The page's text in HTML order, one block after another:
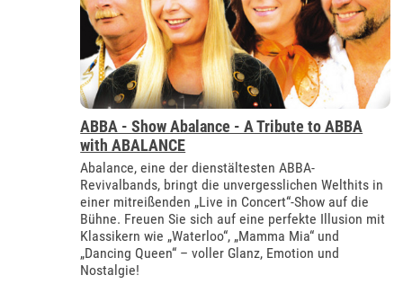
ABBA - Show Abalance - A Tribute to ABBA
with ABALANCE
Abalance, eine der dienstältesten ABBA-
Revivalbands, bringt die unvergesslichen Welthits in
einer mitreißenden „Live in Concert“-Show auf die
Bühne. Freuen Sie sich auf eine perfekte Illusion mit
Klassikern wie „Waterloo“, „Mamma Mia“ und
„Dancing Queen“ – voller Glanz, Emotion und
Nostalgie!